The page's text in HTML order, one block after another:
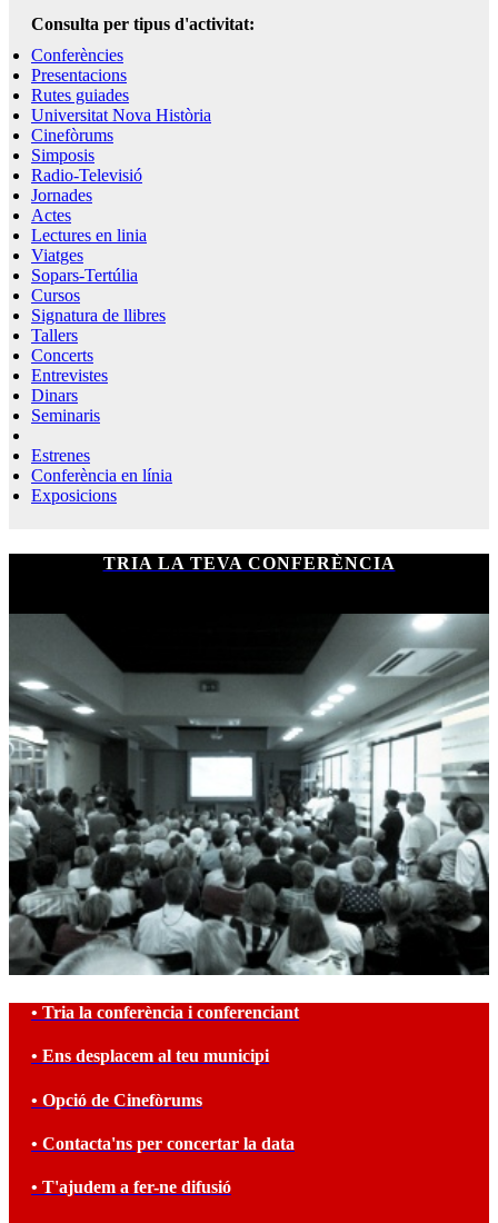
Consulta per tipus d'activitat:
Conferències
Presentacions
Rutes guiades
Universitat Nova Història
Cinefòrums
Simposis
Radio-Televisió
Jornades
Actes
Lectures en linia
Viatges
Sopars-Tertúlia
Cursos
Signatura de llibres
Tallers
Concerts
Entrevistes
Dinars
Seminaris
Estrenes
Conferència en línia
Exposicions
TRIA LA TEVA CONFERÈNCIA
• Tria la conferència i conferenciant
• Ens desplacem al teu municipi
• Opció de Cinefòrums
• Contacta'ns per concertar la data
• T'ajudem a fer-ne difusió